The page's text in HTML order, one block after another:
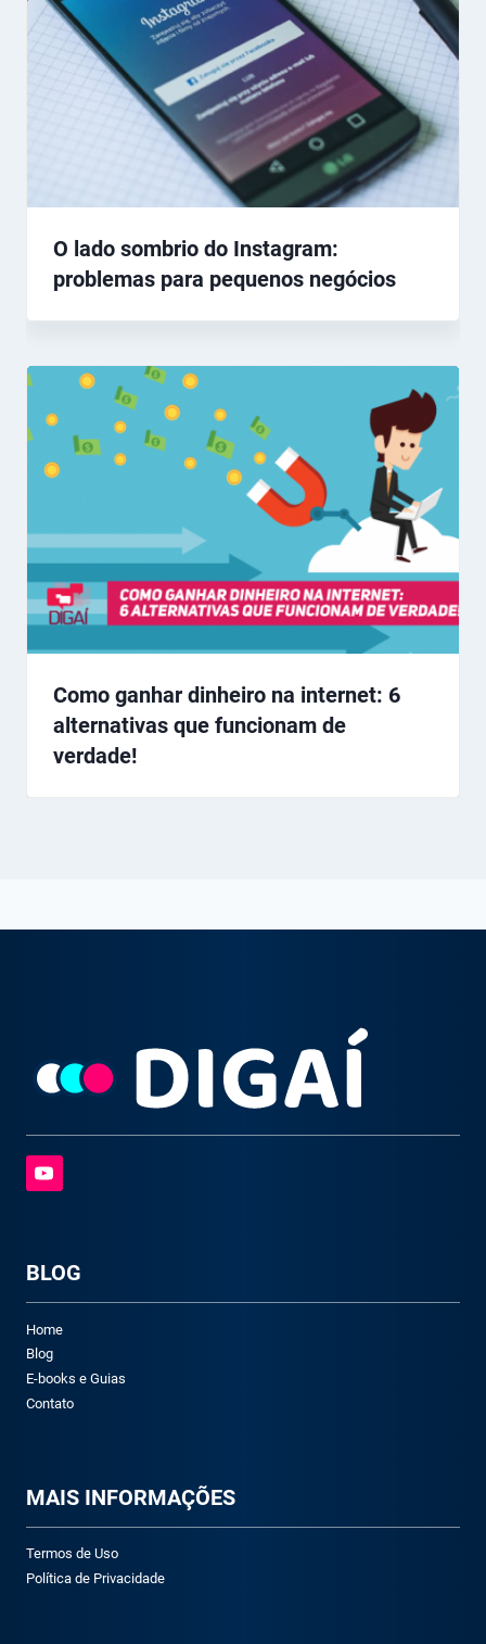
O lado sombrio do Instagram:
problemas para pequenos negócios
Como ganhar dinheiro na internet: 6
alternativas que funcionam de
verdade!
BLOG
Home
Blog
E-books e Guias
Contato
MAIS INFORMAÇÕES
Termos de Uso
Política de Privacidade